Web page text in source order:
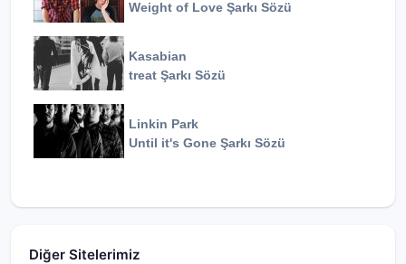
Weight of Love Şarkı Sözü
Kasabian
treat Şarkı Sözü
Linkin Park
Until it's Gone Şarkı Sözü
Diğer Sitelerimiz